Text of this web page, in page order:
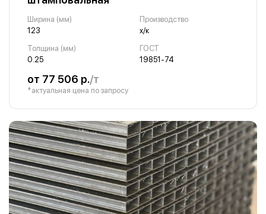
Ширина (мм)
123
Производство
х/к
Толщина (мм)
0.25
ГОСТ
19851-74
от 77 506 р./т
*актуальная цена по запросу